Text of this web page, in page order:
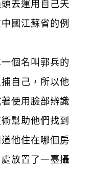
去運用自己天
國江蘇省的例
個名叫郭兵的
自己，所以他
使用臉部辨識
幫助他們找到
他住在哪個房
放置了一臺攝